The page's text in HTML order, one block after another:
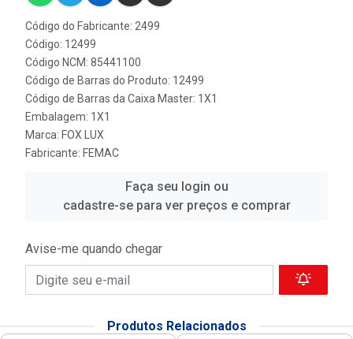
Código do Fabricante: 2499
Código: 12499
Código NCM: 85441100
Código de Barras do Produto: 12499
Código de Barras da Caixa Master: 1X1
Embalagem: 1X1
Marca: FOX LUX
Fabricante: FEMAC
Faça seu login ou
cadastre-se para ver preços e comprar
Avise-me quando chegar
Produtos Relacionados